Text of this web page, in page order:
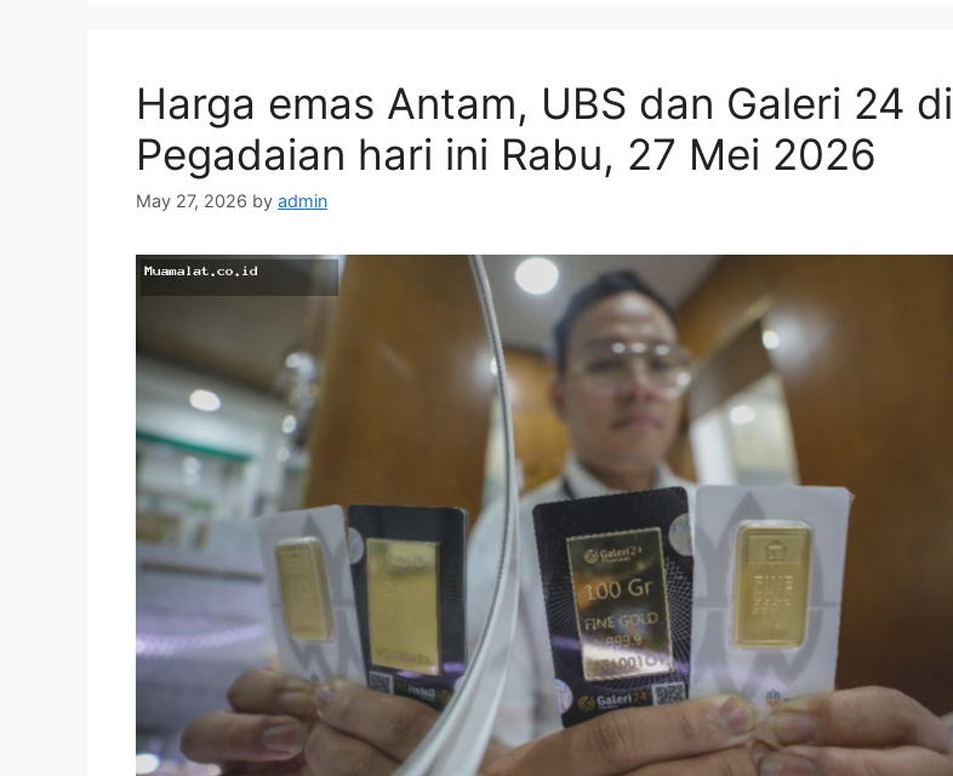
Harga emas Antam, UBS dan Galeri 24 di
Pegadaian hari ini Rabu, 27 Mei 2026
May 27, 2026 by admin